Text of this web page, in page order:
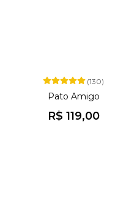
(130)
Pato Amigo
R$ 119,00